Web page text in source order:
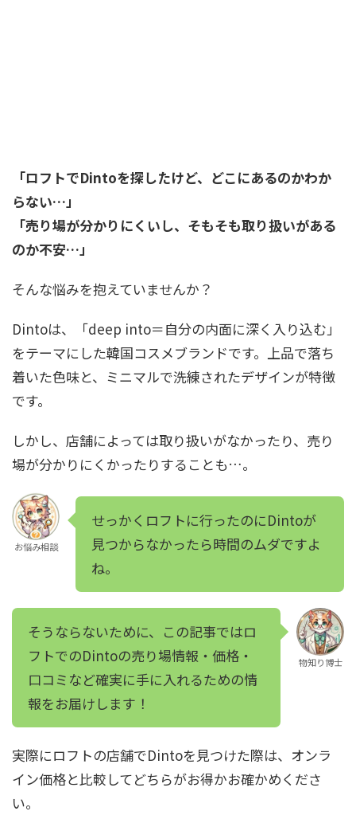
「ロフトでDintoを探したけど、どこにあるのかわか
らない…」
「売り場が分かりにくいし、そもそも取り扱いがある
のか不安…」
そんな悩みを抱えていませんか？
Dintoは、「deep into＝自分の内面に深く入り込む」
をテーマにした韓国コスメブランドです。上品で落ち
着いた色味と、ミニマルで洗練されたデザインが特徴
です。
しかし、店舗によっては取り扱いがなかったり、売り
場が分かりにくかったりすることも…。
お悩み相談
せっかくロフトに行ったのにDintoが
見つからなかったら時間のムダですよ
ね。
そうならないために、この記事ではロ
フトでのDintoの売り場情報・価格・
口コミなど確実に手に入れるための情
報をお届けします！
物知り博士
実際にロフトの店舗でDintoを見つけた際は、オンラ
イン価格と比較してどちらがお得かお確かめくださ
い。